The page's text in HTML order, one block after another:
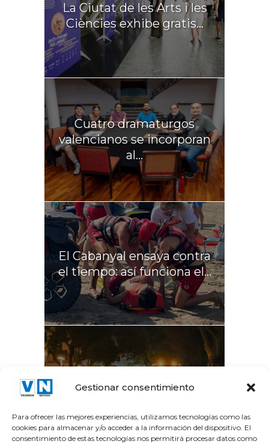
Gestionar consentimiento
Para ofrecer las mejores experiencias, utilizamos tecnologías como las
cookies para almacenar y/o acceder a la información del dispositivo. El
consentimiento de estas tecnologías nos permitirá procesar datos como
La Ciutat de les Arts i les
Ciències exhibe gratis...
Cuatro dramaturgos
valencianos se incorporan
al...
El Cabanyal ensaya contra
el tiempo: así funciona el...
del Túria recupera el...